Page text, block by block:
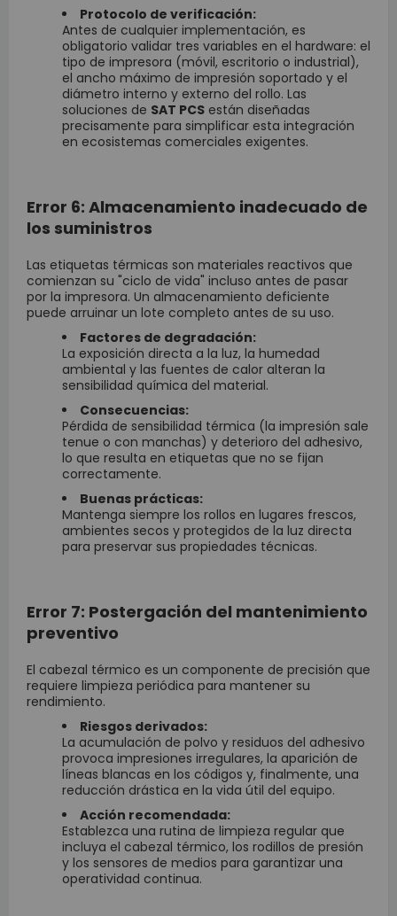
Protocolo de verificación:
Antes de cualquier implementación, es
obligatorio validar tres variables en el hardware: el
tipo de impresora (móvil, escritorio o industrial),
el ancho máximo de impresión soportado y el
diámetro interno y externo del rollo. Las
soluciones de SAT PCS están diseñadas
precisamente para simplificar esta integración
en ecosistemas comerciales exigentes.
Error 6: Almacenamiento inadecuado de
los suministros
Las etiquetas térmicas son materiales reactivos que
comienzan su "ciclo de vida" incluso antes de pasar
por la impresora. Un almacenamiento deficiente
puede arruinar un lote completo antes de su uso.
Factores de degradación:
La exposición directa a la luz, la humedad
ambiental y las fuentes de calor alteran la
sensibilidad química del material.
Consecuencias:
Pérdida de sensibilidad térmica (la impresión sale
tenue o con manchas) y deterioro del adhesivo,
lo que resulta en etiquetas que no se fijan
correctamente.
Buenas prácticas:
Mantenga siempre los rollos en lugares frescos,
ambientes secos y protegidos de la luz directa
para preservar sus propiedades técnicas.
Error 7: Postergación del mantenimiento
preventivo
El cabezal térmico es un componente de precisión que
requiere limpieza periódica para mantener su
rendimiento.
Riesgos derivados:
La acumulación de polvo y residuos del adhesivo
provoca impresiones irregulares, la aparición de
líneas blancas en los códigos y, finalmente, una
reducción drástica en la vida útil del equipo.
Acción recomendada:
Establezca una rutina de limpieza regular que
incluya el cabezal térmico, los rodillos de presión
y los sensores de medios para garantizar una
operatividad continua.